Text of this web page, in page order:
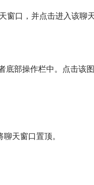
口，并点击进入该聊天
底部操作栏中。点击该
天窗口置顶。